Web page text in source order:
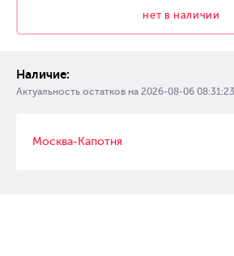
нет в наличии
Наличие:
Актуальность остатков на 2026-08-06 08:31:23
Москва-Капотня